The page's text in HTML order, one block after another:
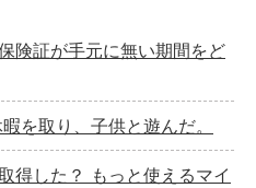
険証が手元に無い期間をど
を取り、子供と遊んだ。
得した？ もっと使えるマイ